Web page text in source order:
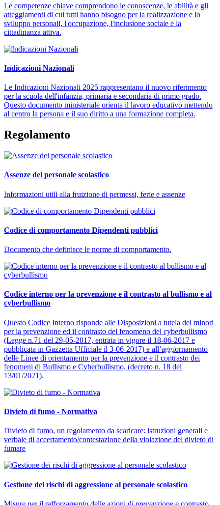
Le competenze chiave comprendono le conoscenze, le abilità e gli
atteggiamenti di cui tutti hanno bisogno per la realizzazione e lo
sviluppo personali, l'occupazione, l'inclusione sociale e la
cittadinanza attiva.
Indicazioni Nazionali
Le Indicazioni Nazionali 2025 rappresentano il nuovo riferimento
per la scuola dell'infanzia, primaria e secondaria di primo grado.
Questo documento ministeriale orienta il lavoro educativo mettendo
al centro la persona e il suo diritto a una formazione completa.
Regolamento
Assenze del personale scolastico
Informazioni utili alla fruizione di permessi, ferie e assenze
Codice di comportamento Dipendenti pubblici
Documento che definisce le norme di comportamento.
Codice interno per la prevenzione e il contrasto al bullismo e al
cyberbullismo
Questo Codice Interno risponde alle Disposizioni a tutela dei minori
per la prevenzione ed il contrasto del fenomeno del cyberbullismo
(Legge n.71 del 29-05-2017, entrata in vigore il 18-06-2017 e
pubblicata in Gazzetta Ufficiale il 3-06-2017) e all’aggiornamento
delle Linee di orientamento per la prevenzione e il contrasto dei
fenomeni di Bullismo e Cyberbullismo, (decreto n. 18 del
13/01/2021).
Divieto di fumo - Normativa
Divieto di fumo, un regolamento da scaricare: istruzioni generali e
verbale di accertamento/contestazione della violazione del divieto di
fumare
Gestione dei rischi di aggressione al personale scolastico